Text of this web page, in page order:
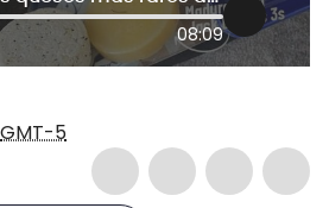
08:09
GMT-5